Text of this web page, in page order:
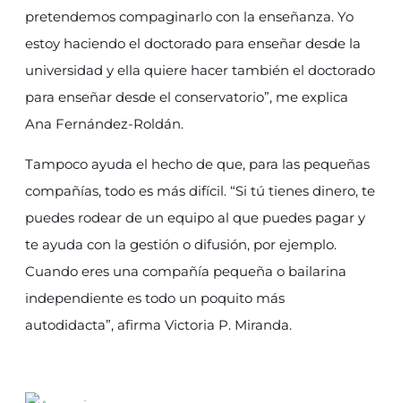
pretendemos compaginarlo con la enseñanza. Yo
estoy haciendo el doctorado para enseñar desde la
universidad y ella quiere hacer también el doctorado
para enseñar desde el conservatorio”, me explica
Ana Fernández-Roldán.
Tampoco ayuda el hecho de que, para las pequeñas
compañías, todo es más difícil. “Si tú tienes dinero, te
puedes rodear de un equipo al que puedes pagar y
te ayuda con la gestión o difusión, por ejemplo.
Cuando eres una compañía pequeña o bailarina
independiente es todo un poquito más
autodidacta”, afirma Victoria P. Miranda.